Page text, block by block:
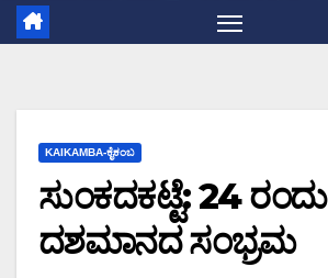
KAIKAMBA-ಕೈಕಂಬ
ಸುಂಕದಕಟ್ಟೆ: 24 ರಂದು
ದಶಮಾನದ ಸಂಭ್ರಮ